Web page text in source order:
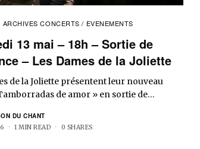
ARCHIVES CONCERTS / EVENEMENTS
13 mai – 18h – Sortie de
– Les Dames de la Joliette
de la Joliette présentent leur nouveau
de amor » en sortie de…
DU CHANT
1 MIN READ 0 SHARES